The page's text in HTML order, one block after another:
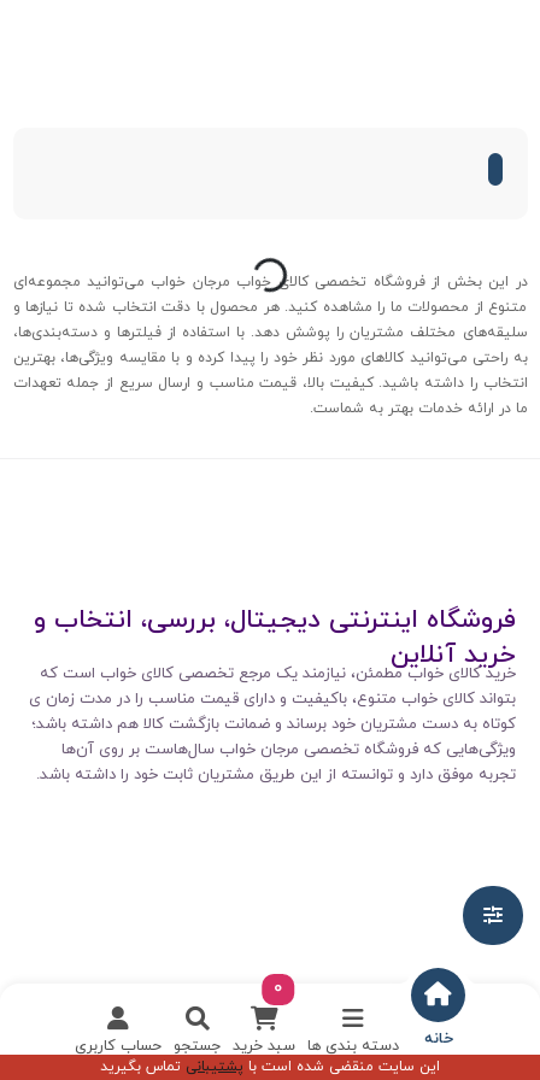
این سایت منقضی شده است با پشتیبانی تماس بگیرید
خانه دسته بندی ها
0
سبد خرید جستجو حساب کاربری
درحال بارگذاری...
در این بخش از فروشگاه تخصصی کالای خواب مرجان خواب می‌توانید مجموعه‌ای
متنوع از محصولات ما را مشاهده کنید. هر محصول با دقت انتخاب شده تا نیازها و
سلیقه‌های مختلف مشتریان را پوشش دهد. با استفاده از فیلترها و دسته‌بندی‌ها،
به راحتی می‌توانید کالاهای مورد نظر خود را پیدا کرده و با مقایسه ویژگی‌ها، بهترین
انتخاب را داشته باشید. کیفیت بالا، قیمت مناسب و ارسال سریع از جمله تعهدات
ما در ارائه خدمات بهتر به شماست.
فروشگاه اینترنتی دیجیتال، بررسی، انتخاب و
خرید آنلاین
خرید کالای خواب مطمئن، نیازمند یک مرجع تخصصی کالای خواب است که
بتواند کالای خواب متنوع، باکیفیت و دارای قیمت مناسب را در مدت زمان ی
کوتاه به دست مشتریان خود برساند و ضمانت بازگشت کالا هم داشته باشد؛
ویژگی‌هایی که فروشگاه تخصصی مرجان خواب سال‌هاست بر روی آن‌ها
تجربه موفق دارد و توانسته از این طریق مشتریان ثابت خود را داشته باشد.